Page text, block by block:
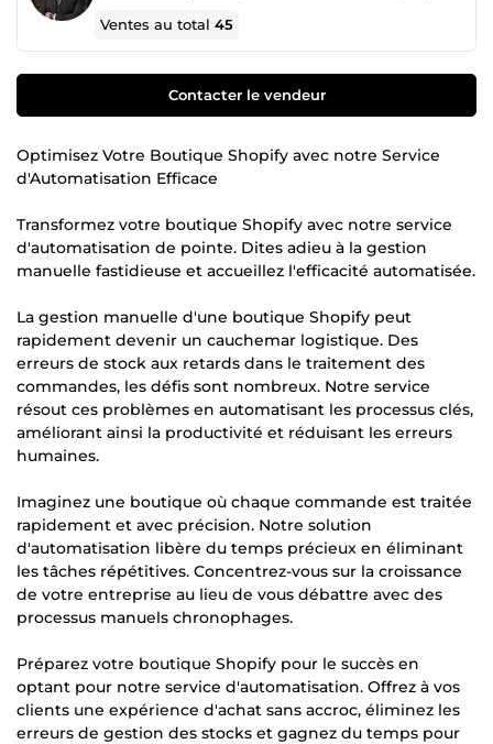
Ventes au total45
Contacter le vendeur
Optimisez Votre Boutique Shopify avec notre Service
d'Automatisation Efficace
Transformez votre boutique Shopify avec notre service
d'automatisation de pointe. Dites adieu à la gestion
manuelle fastidieuse et accueillez l'efficacité automatisée.
La gestion manuelle d'une boutique Shopify peut
rapidement devenir un cauchemar logistique. Des
erreurs de stock aux retards dans le traitement des
commandes, les défis sont nombreux. Notre service
résout ces problèmes en automatisant les processus clés,
améliorant ainsi la productivité et réduisant les erreurs
humaines.
Imaginez une boutique où chaque commande est traitée
rapidement et avec précision. Notre solution
d'automatisation libère du temps précieux en éliminant
les tâches répétitives. Concentrez-vous sur la croissance
de votre entreprise au lieu de vous débattre avec des
processus manuels chronophages.
Préparez votre boutique Shopify pour le succès en
optant pour notre service d'automatisation. Offrez à vos
clients une expérience d'achat sans accroc, éliminez les
erreurs de gestion des stocks et gagnez du temps pour